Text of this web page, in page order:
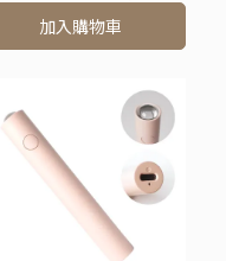
加入購物車